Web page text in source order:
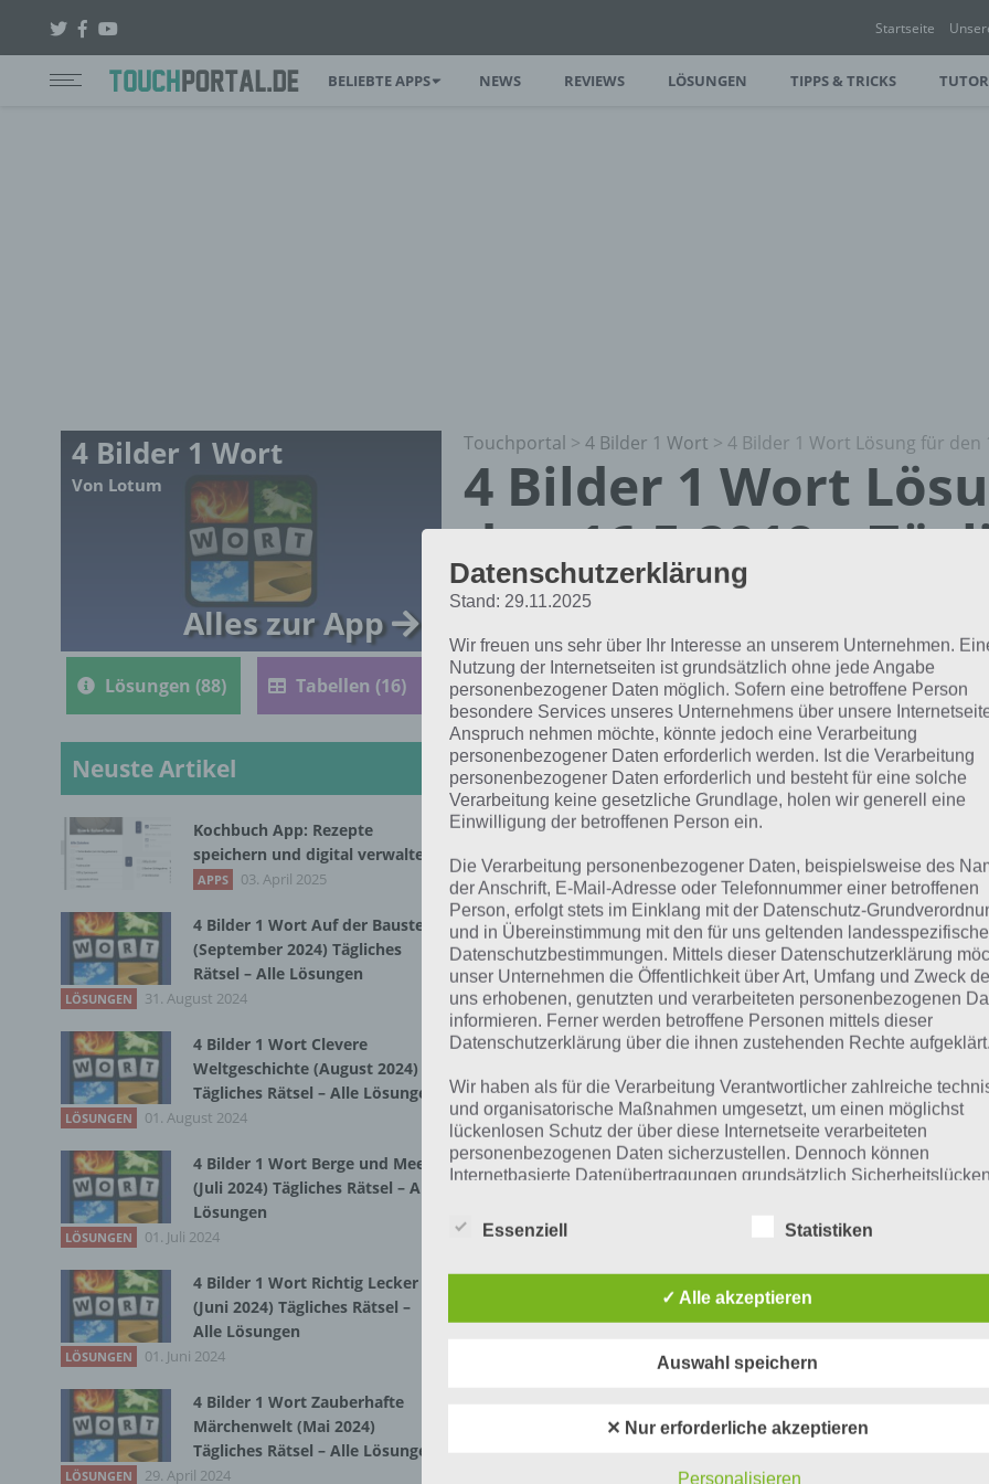
Startseite
BELIEBTE APPS NEWS REVIEWS LÖSUNGEN TIPPS & TRICKS
Touchportal > 4 Bilder 1 Wort > 4 Bilder 1 Wort Lösung für den
4 Bilder 1 Wort
den 16.5.2019 –
Rätsel
Paul Stelzer
02.05.2019
App Empfehlung: IQ Test App
Mit zahlreichen Aufgaben zum Knobeln und Üben
JETZT KOSTENLOS HERUNTERLADEN
Die Lösung für das tägliche Rätsel vom 16.5.2019 zu Dubai
Wort. Wenn du dort aktuell feststeckst, hier die Lösung für
HENKEL
Zur Übersicht der4 Bilder 1 Wort Lösungen zu Dubai im Mai
Kurze Begriffserklärung
4 Bilder 1 Wort
Von Lotum
Alles zur App
Lösungen (88) Tabellen (16)
Neuste Artikel
Kochbuch App: Rezepte
speichern und digital verwalten
APPS 03. April 2025
4 Bilder 1 Wort Auf der Baustelle
(September 2024) Tägliches
Rätsel – Alle Lösungen
LÖSUNGEN 31. August 2024
4 Bilder 1 Wort Clevere
Weltgeschichte (August 2024)
Tägliches Rätsel – Alle Lösungen
LÖSUNGEN 01. August 2024
4 Bilder 1 Wort Berge und Meer
(Juli 2024) Tägliches Rätsel – Alle
Lösungen
LÖSUNGEN 01. Juli 2024
4 Bilder 1 Wort Richtig Lecker
(Juni 2024) Tägliches Rätsel –
Alle Lösungen
LÖSUNGEN 01. Juni 2024
4 Bilder 1 Wort Zauberhafte
Märchenwelt (Mai 2024)
Tägliches Rätsel – Alle Lösungen
LÖSUNGEN 29. April 2024
Datenschutzerklärung
Stand: 29.11.2025
Wir freuen uns sehr über Ihr Interesse an unserem Unternehmen.
Nutzung der Internetseiten ist grundsätzlich ohne jede Angabe
personenbezogener Daten möglich. Sofern eine betroffene Person
besondere Services unseres Unternehmens über unsere
Anspruch nehmen möchte, könnte jedoch eine Verarbeitung
personenbezogener Daten erforderlich werden. Ist die Verarbeitung
personenbezogener Daten erforderlich und besteht für eine solche
Verarbeitung keine gesetzliche Grundlage, holen wir generell eine
Einwilligung der betroffenen Person ein.
Die Verarbeitung personenbezogener Daten, beispielsweise des
der Anschrift, E-Mail-Adresse oder Telefonnummer einer betroffenen
Person, erfolgt stets im Einklang mit der Datenschutz-
und in Übereinstimmung mit den für uns geltenden
Datenschutzbestimmungen. Mittels dieser Datenschutzerklärung
unser Unternehmen die Öffentlichkeit über Art, Umfang und Zweck
uns erhobenen, genutzten und verarbeiteten personenbezogenen
informieren. Ferner werden betroffene Personen mittels dieser
Datenschutzerklärung über die ihnen zustehenden Rechte aufgeklärt.
Wir haben als für die Verarbeitung Verantwortlicher zahlreiche
und organisatorische Maßnahmen umgesetzt, um einen möglichst
lückenlosen Schutz der über diese Internetseite verarbeiteten
personenbezogenen Daten sicherzustellen. Dennoch können
Internetbasierte Datenübertragungen grundsätzlich Sicherheitslücken
Aus diesem Grund steht es jeder betroffenen Person frei,
personenbezogene Daten auch auf alternativen Wegen,
Datenschutz-Grundverordnung (DS-GVO) verwendet wurden. Unsere
Essenziell Statistiken
✓ Alle akzeptieren
Auswahl speichern
✕ Nur erforderliche akzeptieren
Personalisieren